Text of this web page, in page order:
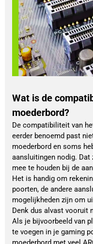
Wat is de
moederbord?
De compatibiliteit van
eerder benoemd past
moederbord en soms
aansluitingen nodig.
mee te houden bij de
Het is handig om
poorten, de andere
mogelijkheden zijn om
Denk dus alvast vooruit
Als je bijvoorbeeld van
te voegen in je gaming